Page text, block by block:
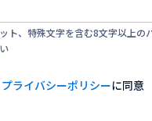
ト、特殊文字を含む8文字以上の
プライバシーポリシーに同意